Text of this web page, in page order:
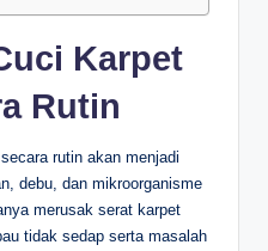
Karpet
Rutin
rutin akan menjadi
debu, dan mikroorganisme
merusak serat karpet
tidak sedap serta masalah